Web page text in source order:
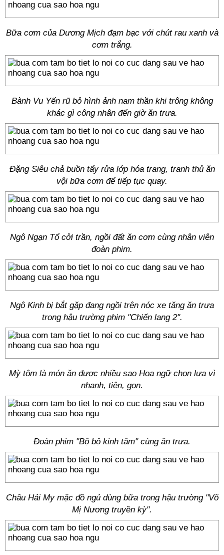
Bữa cơm của Dương Mịch đạm bạc với chút rau xanh và
cơm trắng.
Bành Vu Yến rũ bỏ hình ảnh nam thần khi trông không
khác gì công nhân đến giờ ăn trưa.
Đặng Siêu chả buồn tẩy rửa lớp hóa trang, tranh thủ ăn
vội bữa cơm để tiếp tục quay.
Ngô Ngạn Tổ cởi trần, ngồi đất ăn cơm cùng nhân viên
đoàn phim.
Ngô Kinh bị bắt gặp đang ngồi trên nóc xe tăng ăn trưa
trong hậu trường phim "Chiến lang 2".
Mỳ tôm là món ăn được nhiều sao Hoa ngữ chọn lựa vì
nhanh, tiện, gọn.
Đoàn phim "Bộ bộ kinh tâm" cùng ăn trưa.
Châu Hải My mặc đồ ngủ dùng bữa trong hậu trường "Võ
Mị Nương truyền kỳ".